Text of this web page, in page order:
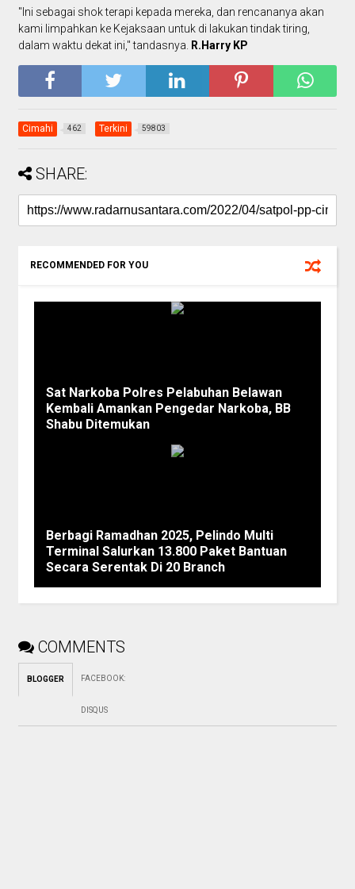
"Ini sebagai shok terapi kepada mereka, dan rencananya akan
kami limpahkan ke Kejaksaan untuk di lakukan tindak tiring,
dalam waktu dekat ini," tandasnya. R.Harry KP
Cimahi 462 Terkini 59803
SHARE:
RECOMMENDED FOR YOU
Sat Narkoba Polres Pelabuhan Belawan
Kembali Amankan Pengedar Narkoba, BB
Shabu Ditemukan
Berbagi Ramadhan 2025, Pelindo Multi
Terminal Salurkan 13.800 Paket Bantuan
Secara Serentak Di 20 Branch
COMMENTS
BLOGGER FACEBOOK:
DISQUS